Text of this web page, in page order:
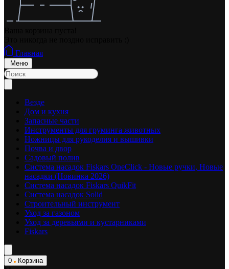
Главная
Меню
Везде
Дом и кухня
Запасные части
Инструменты для груминга животных
Ножницы для рукоделия и вышивки
Почва и двор
Садовый полив
Система насадок Fiskars OneClick - Новые ручки, Новые
насадки (Новинка 2026)
Система насадок Fiskars QuikFit
Система насадок Solid
Строительный инструмент
Уход за газоном
Уход за деревьями и кустарниками
Fiskars
0 Корзина